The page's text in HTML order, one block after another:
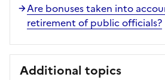
Are bonuses taken into
retirement of public officials?
Additional topics